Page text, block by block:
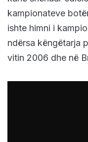
kampionateve
ishte himni i
ndërsa këngëtarja
vitin 2006 dhe në